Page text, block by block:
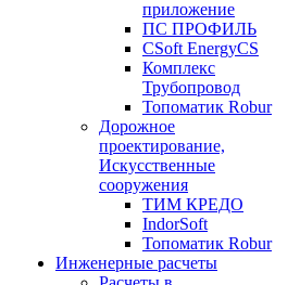
приложение
ПС ПРОФИЛЬ
CSoft EnergyCS
Комплекс
Трубопровод
Топоматик Robur
Дорожное
проектирование,
Искусственные
сооружения
ТИМ КРЕДО
IndorSoft
Топоматик Robur
Инженерные расчеты